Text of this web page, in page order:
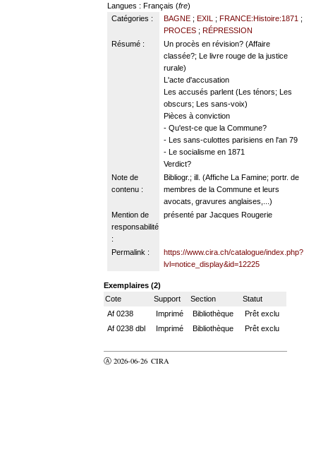
Langues : Français (fre)
Catégories :
BAGNE; EXIL ; FRANCE:Histoire:1871 ;
PROCES; RÉPRESSION
Résumé :
Un procès en révision? (Affaire
classée?; Le livre rouge de la justice
rurale)
L'acte d'accusation
Les accusés parlent (Les ténors; Les
obscurs; Les sans-voix)
Pièces à conviction
- Qu'est-ce que la Commune?
- Les sans-culottes parisiens en l'an 79
- Le socialisme en 1871
Verdict?
Note de
contenu :
Bibliogr.; ill. (Affiche La Famine; portr. de
membres de la Commune et leurs
avocats, gravures anglaises,...)
Mention de
responsabilité
:
présenté par Jacques Rougerie
Permalink :
https://www.cira.ch/catalogue/index.php?
lvl=notice_display&id=12225
Exemplaires (2)
Cote
Support Section
Statut
Af 0238
Imprimé Bibliothèque
Prêt exclu
Af 0238 dbl
Imprimé Bibliothèque Prêt exclu
Ⓐ 2026-06-26 CIRA